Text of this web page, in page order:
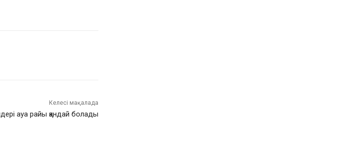
Келесі мақалада
ауа райы қандай болады